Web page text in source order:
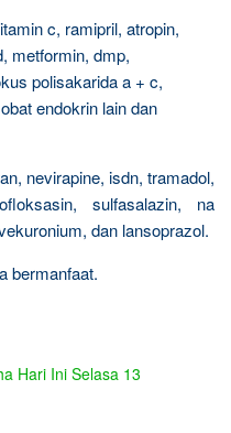
c, ramipril, atropin,
metformin, dmp,
polisakarida a + c,
endokrin lain dan
nevirapine, isdn, tramadol,
sulfasalazin, na
dan lansoprazol.
bermanfaat.
Hari Ini Selasa 13